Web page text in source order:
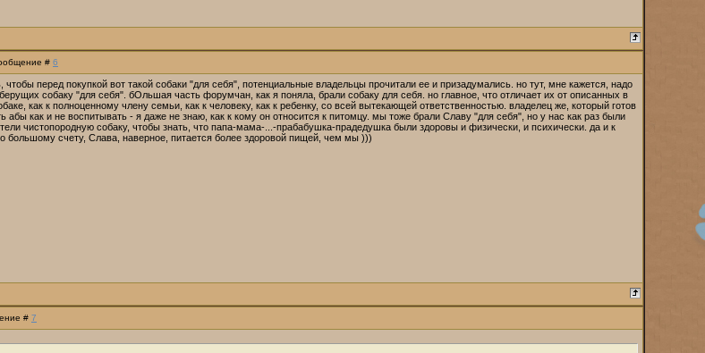
# 6
чтобы перед покупкой вот такой собаки "для себя", потенциальные владельцы прочитали ее и призадумались. но тут, мне кажется, надо
собаку "для себя". бОльшая часть форумчан, как я поняла, брали собаку для себя. но главное, что отличает их от описанных в
как к полноценному члену семьи, как к человеку, как к ребенку, со всей вытекающей ответственностью. владелец же, который готов
абы как и не воспитывать - я даже не знаю, как к кому он относится к питомцу. мы тоже брали Славу "для себя", но у нас как раз были
чистопородную собаку, чтобы знать, что папа-мама-...-прабабушка-прадедушка были здоровы и физически, и психически. да и к
большому счету, Слава, наверное, питается более здоровой пищей, чем мы )))
# 7